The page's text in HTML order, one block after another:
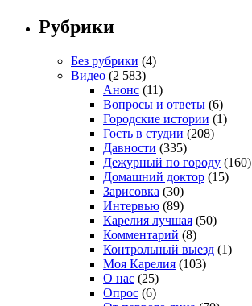
Рубрики
Без рубрики (4)
Видео (2 583)
Анонс (11)
Вопросы и ответы (6)
Городские истории (1)
Гость в студии (208)
Давности (335)
Дежурный по городу (160)
Домашний доктор (15)
Зарисовка (30)
Интервью (89)
Карелия лучшая (50)
Комментарий (8)
Контрольный выезд (1)
Моя Карелия (103)
О нас (25)
Опрос (6)